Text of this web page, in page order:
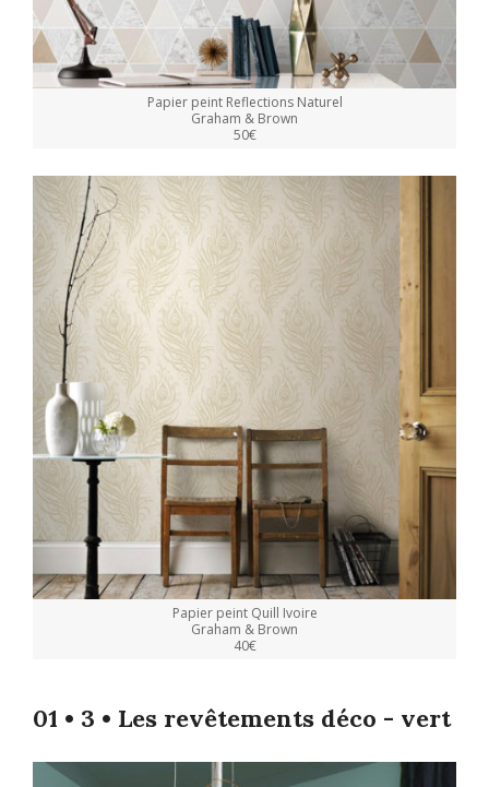
Papier peint Reflections Naturel
Graham & Brown
50€
Papier peint Quill Ivoire
Graham & Brown
40€
01 • 3 • Les revêtements déco - vert